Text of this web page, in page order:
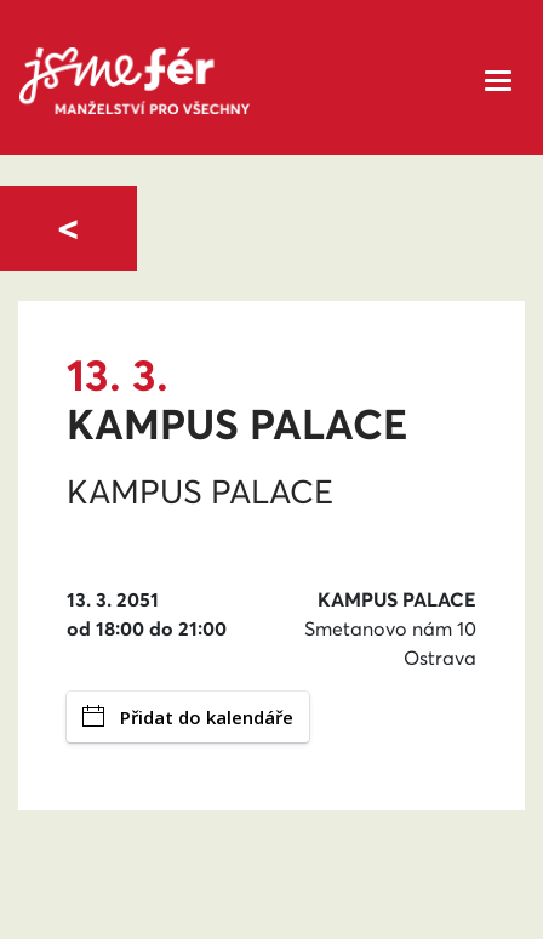
13. 3.
KAMPUS PALACE
KAMPUS PALACE
13. 3. 2051
od 18:00 do 21:00
KAMPUS PALACE
Smetanovo nám 10
Ostrava
Přidat do kalendáře
<